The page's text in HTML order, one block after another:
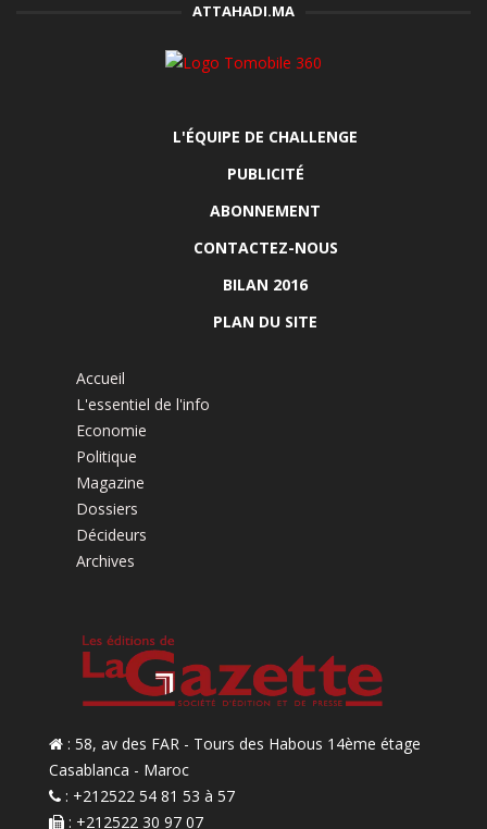
ATTAHADI.MA
L'ÉQUIPE DE CHALLENGE
PUBLICITÉ
ABONNEMENT
CONTACTEZ-NOUS
BILAN 2016
PLAN DU SITE
Accueil
L'essentiel de l'info
Economie
Politique
Magazine
Dossiers
Décideurs
Archives
: 58, av des FAR - Tours des Habous 14ème étage
Casablanca - Maroc
: +212522 54 81 53 à 57
: +212522 30 97 07